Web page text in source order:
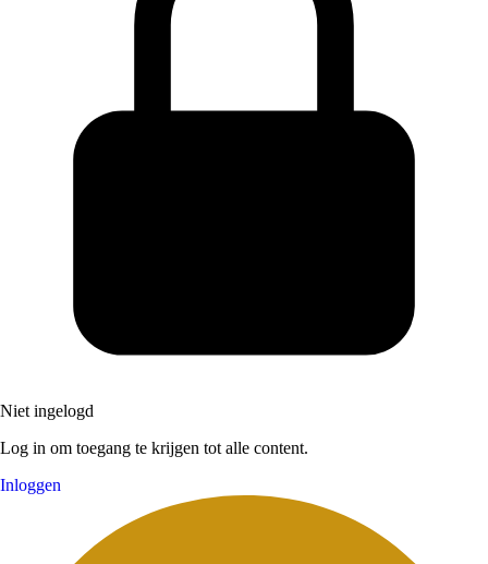
Niet ingelogd
Log in om toegang te krijgen tot alle content.
Inloggen